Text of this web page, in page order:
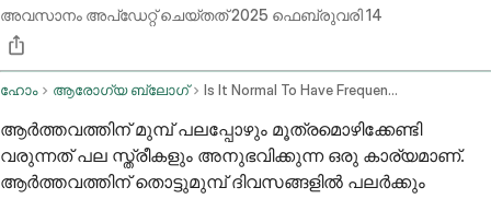
അവസാനം അപ്ഡേറ്റ് ചെയ്തത്2025 ഫെബ്രുവരി 14
ഹോം ആരോഗ്യ ബ്ലോഗ് Is It Normal To Have Frequent Urination Before Period
ആർത്തവത്തിന് മുമ്പ് പലപ്പോഴും മൂത്രമൊഴിക്കേണ്ടി
വരുന്നത് പല സ്ത്രീകളും അനുഭവിക്കുന്ന ഒരു കാര്യമാണ്.
ആർത്തവത്തിന് തൊട്ടുമുമ്പ് ദിവസങ്ങളിൽ പലർക്കും